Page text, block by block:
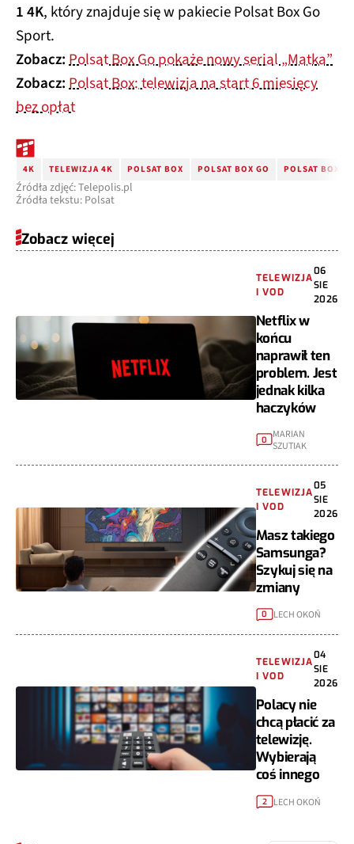
1 4K, który znajduje się w pakiecie Polsat Box Go
Sport.
Zobacz:Polsat Box Go pokaże nowy serial „Matka”
Zobacz:Polsat Box: telewizja na start 6 miesięcy
bez opłat
4K TELEWIZJA 4K POLSAT BOX POLSAT BOX GO POLSAT BOX 4K
Źródła zdjęć: Telepolis.pl
Źródła tekstu: Polsat
Zobacz więcej
TELEWIZJA
I VOD
06
SIE
2026
Netflix w
końcu
naprawił ten
problem. Jest
jednak kilka
haczyków
0
MARIAN
SZUTIAK
TELEWIZJA
I VOD
05
SIE
2026
Masz takiego
Samsunga?
Szykuj się na
zmiany
0 LECH OKOŃ
TELEWIZJA
I VOD
04
SIE
2026
Polacy nie
chcą płacić za
telewizję.
Wybierają
coś innego
2 LECH OKOŃ